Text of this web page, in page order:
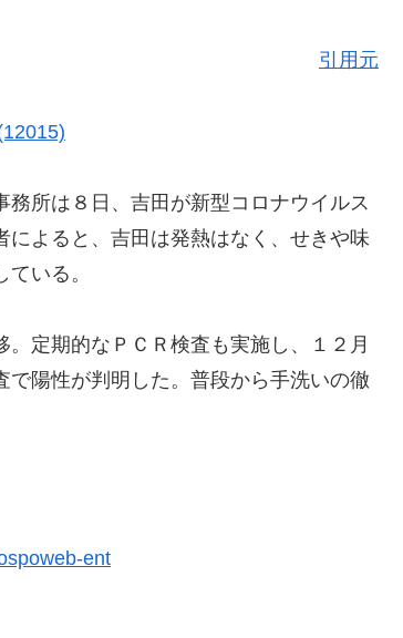
引用元
所は８日、吉田が新型コロナウイルス
よると、吉田は発熱はなく、せきや味
いる。
定期的なＰＣＲ検査も実施し、１２月
陽性が判明した。普段から手洗いの徹
ent